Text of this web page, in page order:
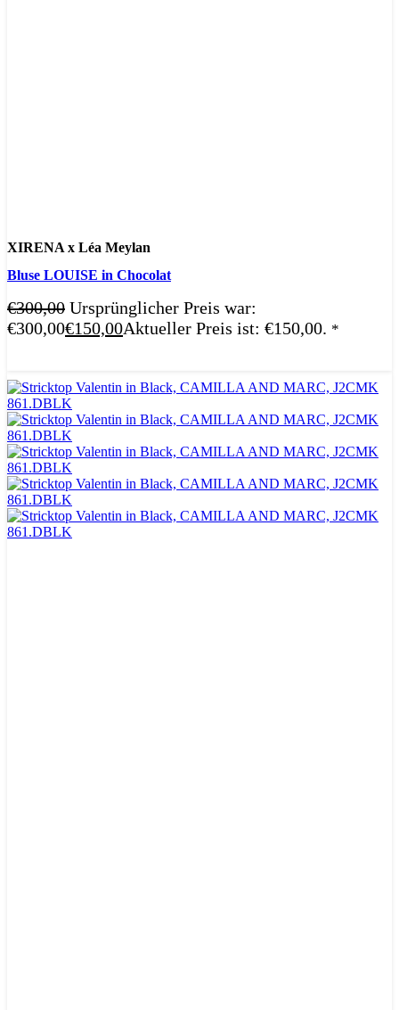
XIRENA x Léa Meylan
Bluse LOUISE in Chocolat
€300,00 Ursprünglicher Preis war:
€300,00€150,00Aktueller Preis ist: €150,00. *